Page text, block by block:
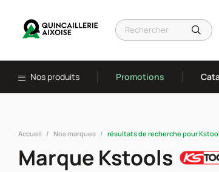
Nos produits Promotions
Accueil Nos marques résultats de recherche pour
Marque Kstools